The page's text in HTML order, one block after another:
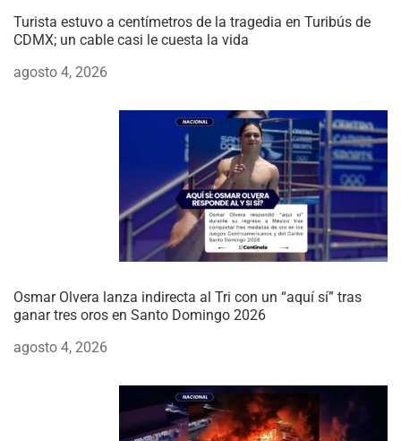
Turista estuvo a centímetros de la tragedia en Turibús de
CDMX; un cable casi le cuesta la vida
agosto 4, 2026
Osmar Olvera lanza indirecta al Tri con un “aquí sí” tras
ganar tres oros en Santo Domingo 2026
agosto 4, 2026